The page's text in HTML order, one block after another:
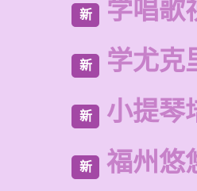
新 学唱歌
新 学尤克
新 小提琴
新 福州悠